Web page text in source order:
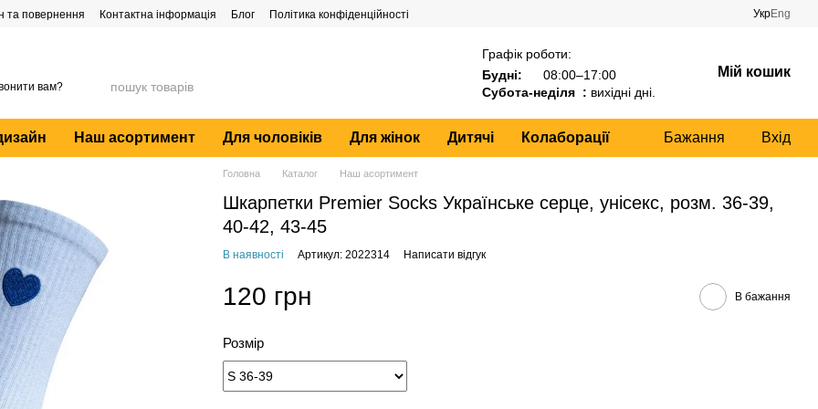
та повернення Контактна інформація Блог Політика конфіденційності УкрEng
вам?
Графік роботи:
Будні:
08:00–17:00
Субота-неділя : вихідні дні.
Мій кошик
Наш асортимент Для чоловіків Для жінок Дитячі Колаборації Бажання Вхід
Головна Каталог Наш асортимент
Шкарпетки Premier Socks Українське серце, унісекс, розм. 36-39,
40-42, 43-45
В наявності Артикул: 2022314 Написати відгук
120 грн В бажання
Розмір